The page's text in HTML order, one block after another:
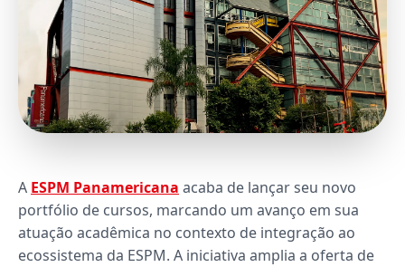
A ESPM Panamericana acaba de lançar seu novo
portfólio de cursos, marcando um avanço em sua
atuação acadêmica no contexto de integração ao
ecossistema da ESPM. A iniciativa amplia a oferta de